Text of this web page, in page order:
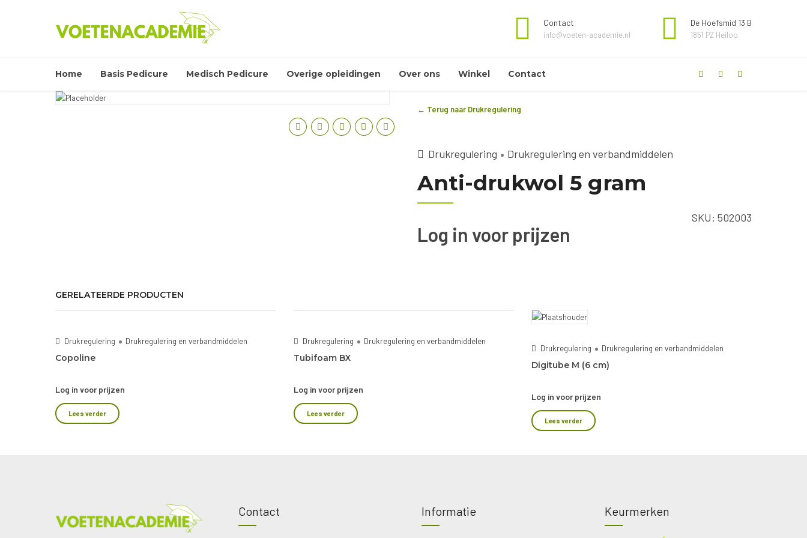
Contact
info@voeten-academie.nl
De Hoefsmid 13 B
1851 PZ Heiloo
Home Basis Pedicure Medisch Pedicure Overige opleidingen Over ons Winkel Contact
← Terug naar Drukregulering
Drukregulering Drukregulering en verbandmiddelen
Anti-drukwol 5 gram
SKU: 502003
Log in voor prijzen
Drukregulering Drukregulering en verbandmiddelen
Copoline
Log in voor prijzen
Lees verder
Drukregulering Drukregulering en verbandmiddelen
Tubifoam BX
Log in voor prijzen
Lees verder
Drukregulering Drukregulering en verbandmiddelen
Digitube M (6 cm)
Log in voor prijzen
Lees verder
Contact Informatie Keurmerken